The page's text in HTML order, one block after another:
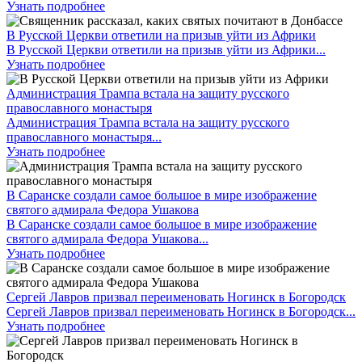
Узнать подробнее
В Русской Церкви ответили на призыв уйти из Африки
В Русской Церкви ответили на призыв уйти из Африки...
Узнать подробнее
Администрация Трампа встала на защиту русского
православного монастыря
Администрация Трампа встала на защиту русского
православного монастыря...
Узнать подробнее
В Саранске создали самое большое в мире изображение
святого адмирала Федора Ушакова
В Саранске создали самое большое в мире изображение
святого адмирала Федора Ушакова...
Узнать подробнее
Сергей Лавров призвал переименовать Ногинск в Богородск
Сергей Лавров призвал переименовать Ногинск в Богородск...
Узнать подробнее